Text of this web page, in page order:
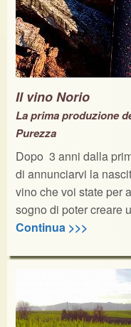
Il vino Norio
La prima produzione
Purezza
Dopo 3 anni dalla
di annunciarvi la
vino che voi state per
sogno di poter creare
Continua >>>